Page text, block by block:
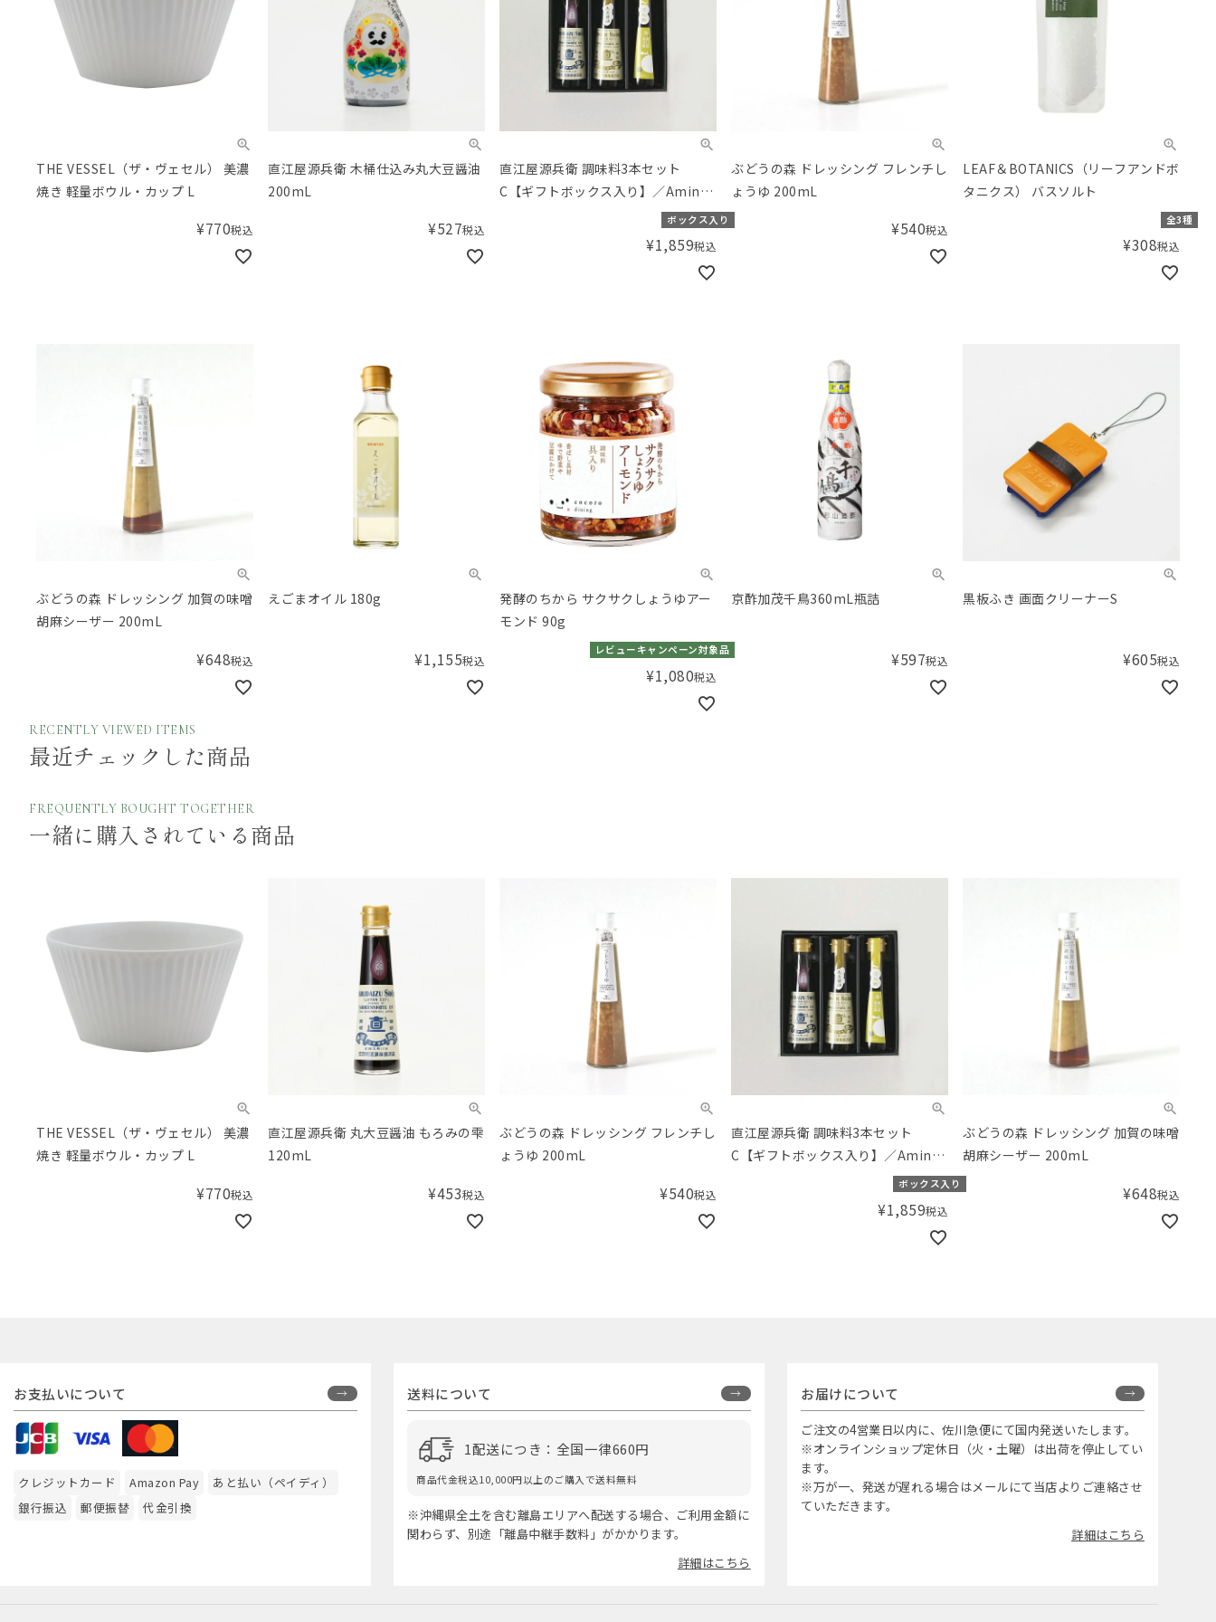
THE VESSEL（ザ・ヴェセル） 美濃
焼き 軽量ボウル・カップ L
¥770税込
直江屋源兵衛 木桶仕込み丸大豆醤油
200mL
¥527税込
直江屋源兵衛 調味料3本セット
C【ギフトボックス入り】／Aming
ボックス入り
¥1,859税込
ぶどうの森 ドレッシング フレンチし
ょうゆ 200mL
¥540税込
LEAF＆BOTANICS（リーフアンドボ
タニクス） バスソルト
全3種
¥308税込
ぶどうの森 ドレッシング 加賀の味噌
胡麻シーザー 200mL
¥648税込
えごまオイル 180g
¥1,155税込
発酵のちから サクサクしょうゆアー
モンド 90g
レビューキャンペーン対象品
¥1,080税込
京酢加茂千鳥360mL瓶詰
¥597税込
黒板ふき 画面クリーナーS
¥605税込
RECENTLY VIEWED ITEMS
最近チェックした商品
FREQUENTLY BOUGHT TOGETHER
一緒に購入されている商品
THE VESSEL（ザ・ヴェセル） 美濃
焼き 軽量ボウル・カップ L
¥770税込
直江屋源兵衛 丸大豆醤油 もろみの雫
120mL
¥453税込
ぶどうの森 ドレッシング フレンチし
ょうゆ 200mL
¥540税込
直江屋源兵衛 調味料3本セット
C【ギフトボックス入り】／Aming
ボックス入り
¥1,859税込
ぶどうの森 ドレッシング 加賀の味噌
胡麻シーザー 200mL
¥648税込
お支払いについて
クレジットカード Amazon Pay
あと払い（ペイディ）
銀行振込
郵便振替 代金引換
送料について
1配送につき：全国一律660円
商品代金税込10,000円以上のご購入で送料無料
※沖縄県全土を含む離島エリアへ配送する場合、ご利用金額に
関わらず、別途「離島中継手数料」がかかります。
詳細はこちら
お届けについて
ご注文の4営業日以内に、佐川急便にて国内発送いたします。
※オンラインショップ定休日（火・土曜）は出荷を停止してい
ます。
※万が一、発送が遅れる場合はメールにて当店よりご連絡させ
ていただきます。
詳細はこちら